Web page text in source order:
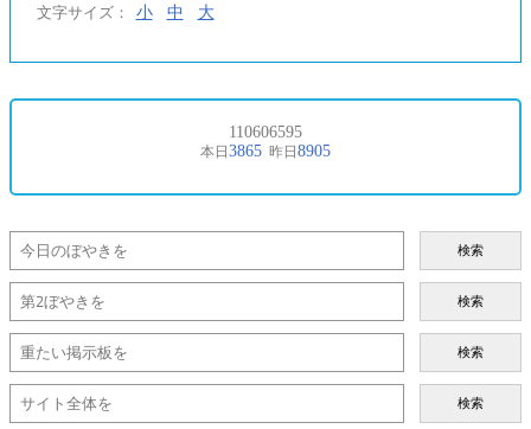
文字サイズ： 小 中 大
検索
検索
検索
検索